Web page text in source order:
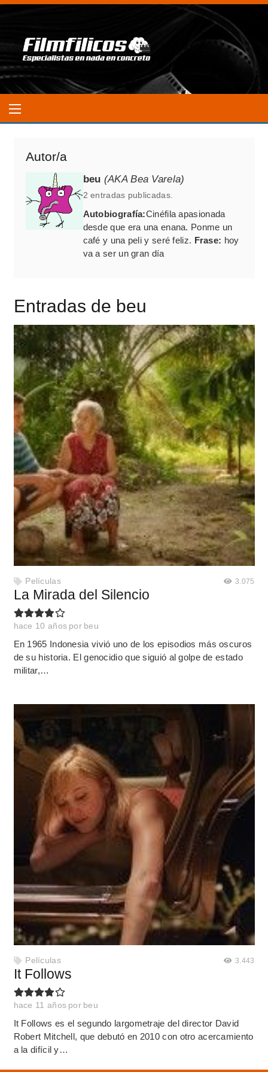
Autor/a
beu (AKA Bea Varela)
2 entradas publicadas.
Autobiografía:Cinéfila apasionada
desde que era una enana. Ponme un
café y una peli y seré feliz. Frase: hoy
va a ser un gran día
Entradas de beu
Películas 3.075
La Mirada del Silencio
hace 10 años por beu
En 1965 Indonesia vivió uno de los episodios más oscuros
de su historia. El genocidio que siguió al golpe de estado
militar,…
Películas 3.443
It Follows
hace 11 años por beu
It Follows es el segundo largometraje del director David
Robert Mitchell, que debutó en 2010 con otro acercamiento
a la difícil y…